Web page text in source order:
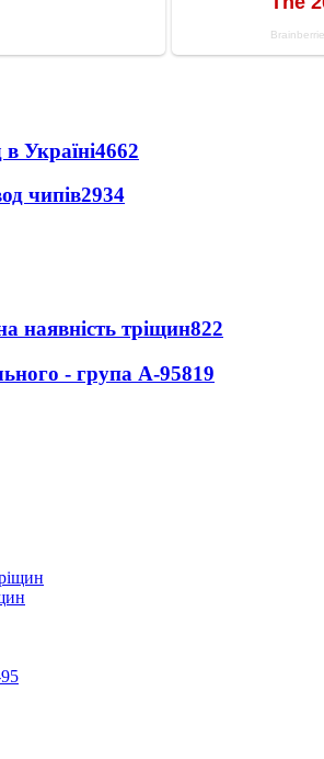
Україні4662
чипів2934
наявність тріщин822
- група А-95819